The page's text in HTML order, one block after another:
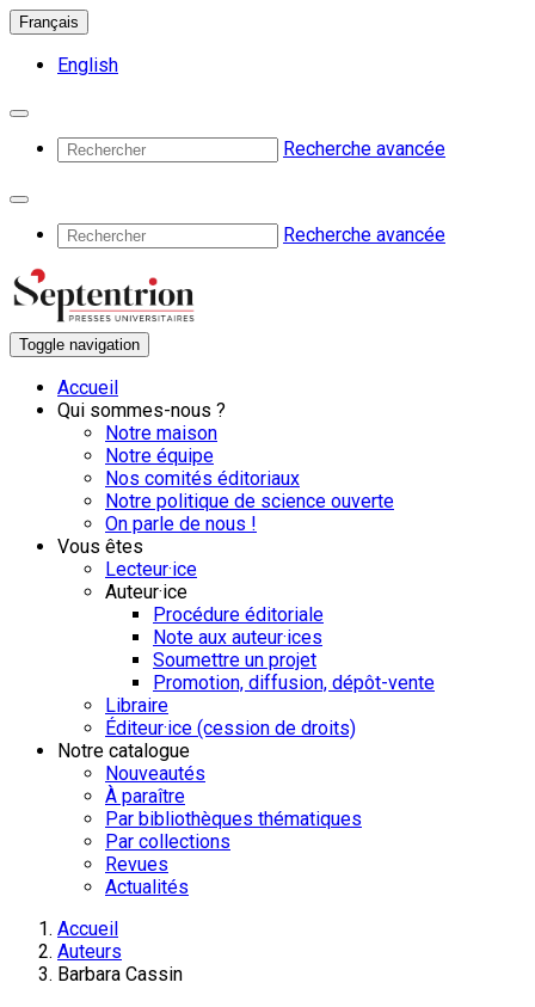
Français
English
Recherche avancée
Recherche avancée
Toggle navigation
Accueil
Qui sommes-nous ?
Notre maison
Notre équipe
Nos comités éditoriaux
Notre politique de science ouverte
On parle de nous !
Vous êtes
Lecteur·ice
Auteur·ice
Procédure éditoriale
Note aux auteur·ices
Soumettre un projet
Promotion, diffusion, dépôt-vente
Libraire
Éditeur·ice (cession de droits)
Notre catalogue
Nouveautés
À paraître
Par bibliothèques thématiques
Par collections
Revues
Actualités
Accueil
Auteurs
Barbara Cassin